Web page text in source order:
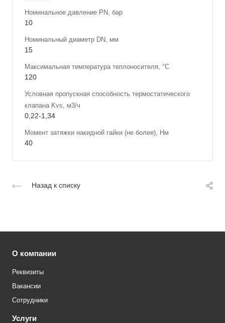
Номинальное давление PN, бар
10
Номинальный диаметр DN, мм
15
Максимальная температура теплоносителя, °С
120
Условная пропускная способность термостатического
клапана Kvs, м3/ч
0,22-1,34
Момент затяжки накидной гайки (не более), Нм
40
Назад к списку
О компании
Реквизиты
Вакансии
Сотрудники
Услуги